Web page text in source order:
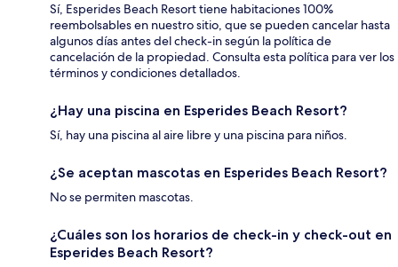
Sí, Esperides Beach Resort tiene habitaciones 100%
reembolsables en nuestro sitio, que se pueden cancelar hasta
algunos días antes del check-in según la política de
cancelación de la propiedad. Consulta esta política para ver los
términos y condiciones detallados.
¿Hay una piscina en Esperides Beach Resort?
Sí, hay una piscina al aire libre y una piscina para niños.
¿Se aceptan mascotas en Esperides Beach Resort?
No se permiten mascotas.
¿Cuáles son los horarios de check-in y check-out en
Esperides Beach Resort?